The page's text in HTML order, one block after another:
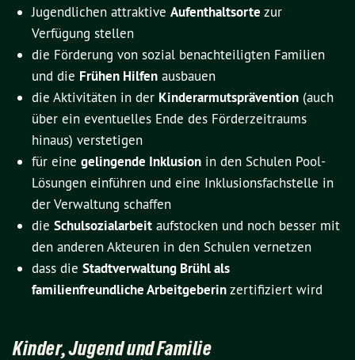
Jugendlichen attraktive Aufenthaltsorte zur
Verfügung stellen
die Förderung von sozial benachteiligten Familien
und die Frühen Hilfen ausbauen
die Aktivitäten in der Kinderarmutsprävention (auch
über ein eventuelles Ende des Förder­zeit­raums
hinaus) verstetigen
für eine gelingende Inklusion in den Schulen Pool-
Lösungen einführen und eine Inklu­sions­fach­stelle in
der Verwaltung schaffen
die Schulsozialarbeit aufstocken und noch besser mit
den anderen Akteuren in den Schu­len ver­netzen
dass die Stadtverwaltung Brühl als
familienfreundliche Arbeitgeberinzertifiziert wird
Kinder, Jugend und Familie